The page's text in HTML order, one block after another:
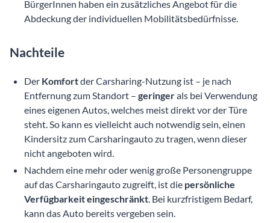
BürgerInnen haben ein zusätzliches Angebot für die
Abdeckung der individuellen Mobilitätsbedürfnisse.
Nachteile
Der Komfortder Carsharing-Nutzung ist – je nach
Entfernung zum Standort – geringerals bei Verwendung
eines eigenen Autos, welches meist direkt vor der Türe
steht. So kann es vielleicht auch notwendig sein, einen
Kindersitz zum Carsharingauto zu tragen, wenn dieser
nicht angeboten wird.
Nachdem eine mehr oder wenig große Personengruppe
auf das Carsharingauto zugreift, ist die persönliche
Verfügbarkeit eingeschränkt. Bei kurzfristigem Bedarf,
kann das Auto bereits vergeben sein.